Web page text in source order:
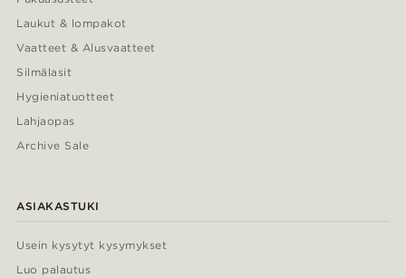
Laukut & lompakot
Vaatteet & Alusvaatteet
Silmälasit
Hygieniatuotteet
Lahjaopas
Archive Sale
ASIAKASTUKI
Usein kysytyt kysymykset
Luo palautus